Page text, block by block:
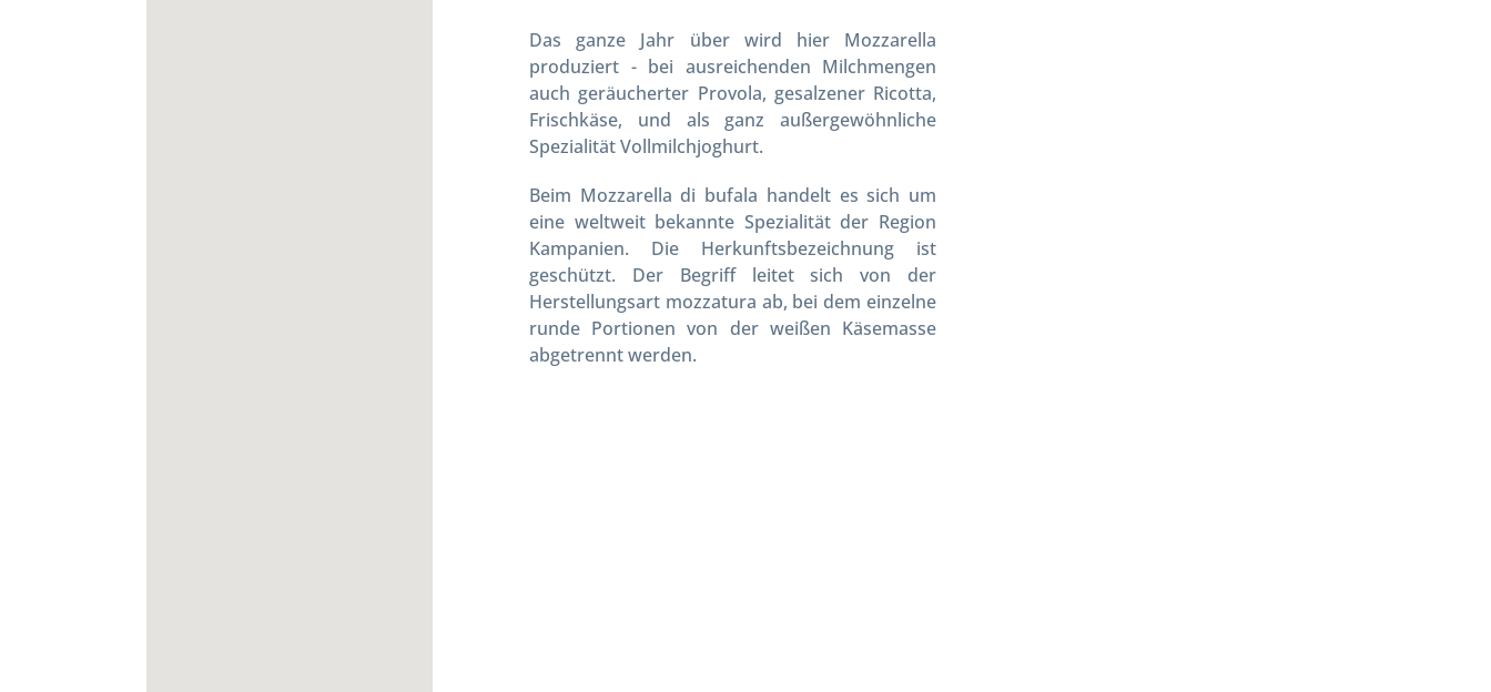
Das ganze Jahr über wird hier Mozzarella
produziert - bei ausreichenden Milchmengen
auch geräucherter Provola, gesalzener Ricotta,
Frischkäse, und als ganz außergewöhnliche
Spezialität Vollmilchjoghurt.
Beim Mozzarella di bufala handelt es sich um
eine weltweit bekannte Spezialität der Region
Kampanien. Die Herkunftsbezeichnung ist
geschützt. Der Begriff leitet sich von der
Herstellungsart mozzatura ab, bei dem einzelne
runde Portionen von der weißen Käsemasse
abgetrennt werden.